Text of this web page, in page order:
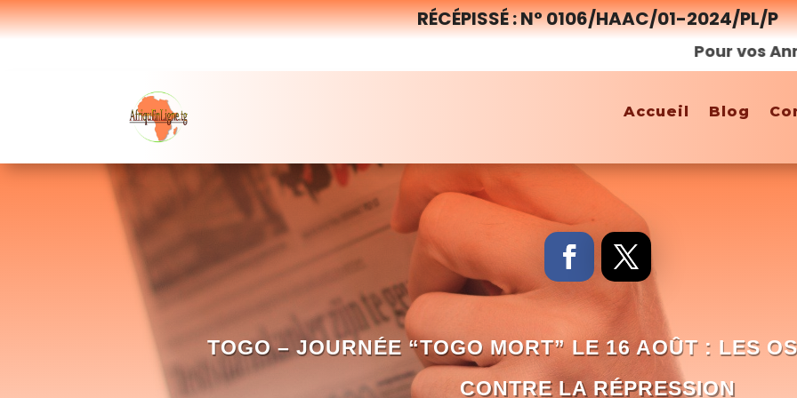
RÉCÉPISSÉ : N° 0106/HAAC/01-2024/PL/P
Pour vos
Accueil Blog
TOGO – JOURNÉE “TOGO MORT” LE 16 AOÛT : LES
CONTRE LA RÉPRESSION